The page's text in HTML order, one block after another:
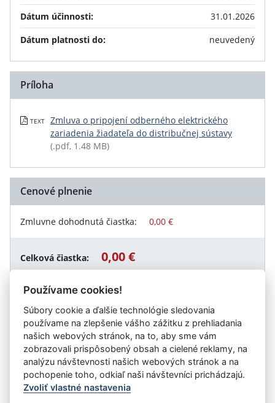
Dátum účinnosti:
31.01.2026
Dátum platnosti do:
neuvedený
Príloha
TEXT
Zmluva o pripojení odberného elektrického
zariadenia žiadateľa do distribučnej sústavy
(.pdf, 1.48 MB)
Cenové plnenie
Zmluvne dohodnutá čiastka: 0,00 €
Celková čiastka: 0,00 €
Návrat späť
Vystavil:MH Teplárenský holding, a.s.
Používame cookies!
Súbory cookie a ďalšie technológie sledovania
používame na zlepšenie vášho zážitku z prehliadania
našich webových stránok, na to, aby sme vám
zobrazovali prispôsobený obsah a cielené reklamy, na
analýzu návštevnosti našich webových stránok a na
pochopenie toho, odkiaľ naši návštevníci prichádzajú.
Zvoliť vlastné nastavenia